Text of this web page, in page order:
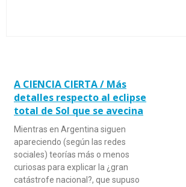
A CIENCIA CIERTA / Más
detalles respecto al eclipse
total de Sol que se avecina
Mientras en Argentina siguen
apareciendo (según las redes
sociales) teorías más o menos
curiosas para explicar la ¿gran
catástrofe nacional?, que supuso